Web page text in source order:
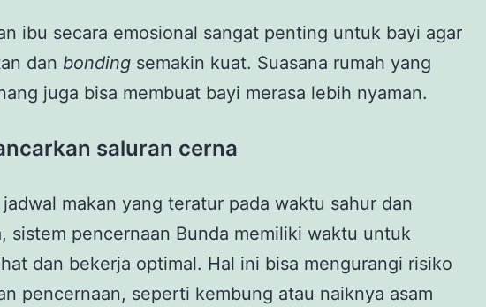
ibu secara emosional sangat penting untuk bayi agar
dan bonding semakin kuat. Suasana rumah yang
juga bisa membuat bayi merasa lebih nyaman.
saluran cerna
makan yang teratur pada waktu sahur dan
sistem pencernaan Bunda memiliki waktu untuk
dan bekerja optimal. Hal ini bisa mengurangi risiko
pencernaan, seperti kembung atau naiknya asam